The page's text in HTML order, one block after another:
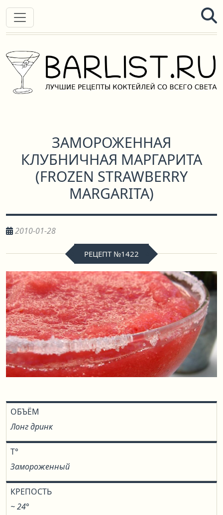
ЗАМОРОЖЕННАЯ
КЛУБНИЧНАЯ МАРГАРИТА
(FROZEN STRAWBERRY
MARGARITA)
2010-01-28
РЕЦЕПТ №1422
ОБЪЁМ
Лонг дринк
T°
Замороженный
КРЕПОСТЬ
~ 24°